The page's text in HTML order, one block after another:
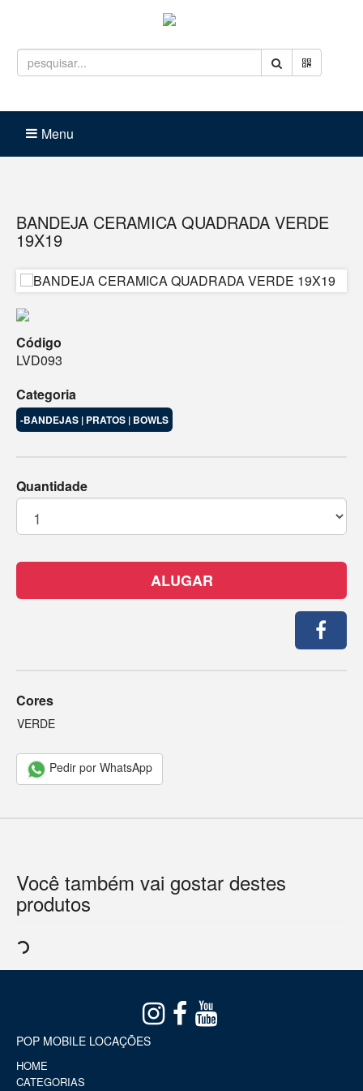
Menu
BANDEJA CERAMICA QUADRADA VERDE
19X19
Código
LVD093
Categoria
-BANDEJAS | PRATOS | BOWLS
Quantidade
ALUGAR
Cores
VERDE
Pedir por WhatsApp
Você também vai gostar destes
produtos
POP MOBILE LOCAÇÕES
HOME
CATEGORIAS